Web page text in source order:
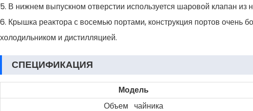
5. В нижнем выпускном отверстии используется шаровой клапан
6. Крышка реактора с восемью портами, конструкция портов очень
холодильником и дистилляцией.
СПЕЦИФИКАЦИЯ
Модель
Объем чайника